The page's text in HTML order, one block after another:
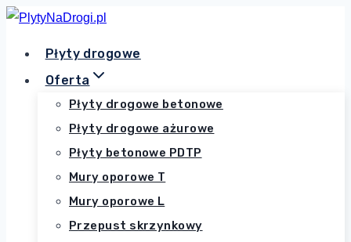
Przejdź
Płyty drogowe
Oferta
Płyty drogowe betonowe
Płyty drogowe ażurowe
Płyty betonowe PDTP
Mury oporowe T
Mury oporowe L
Przepust skrzynkowy